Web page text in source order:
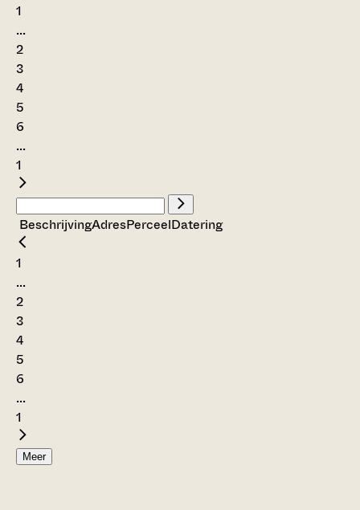
1
...
2
3
4
5
6
...
1
BeschrijvingAdresPerceelDatering
1
...
2
3
4
5
6
...
1
Meer